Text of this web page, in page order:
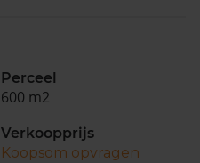
Perceel
600 m2
Verkoopprijs
Koopsom opvragen